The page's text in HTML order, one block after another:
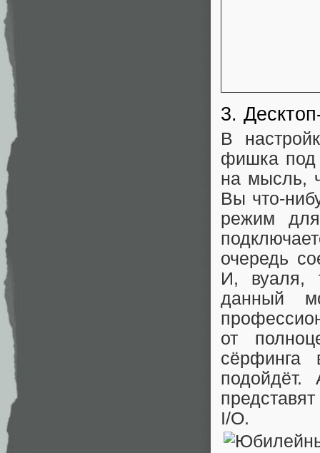
3.
В
фишка под
на мысль,
Вы что-
режим
очередь
И, вуаля,
данный
от
сёрфинга
I/O.